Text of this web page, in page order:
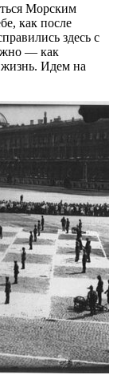
Морским
как после
здесь с
— как
жизнь. Идем на